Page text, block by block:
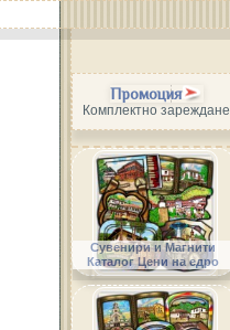
Промоция
Комплектно зареждане
Сувенири и Магнити
Каталог Цени на едро